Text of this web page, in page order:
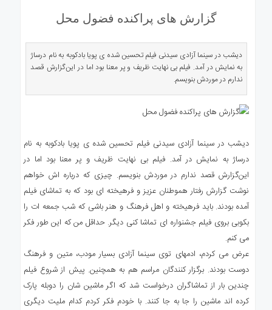
استرالیا
گزارش های پراکنده فضول محل
دیشب در سینما آزادی سیدنی فیلم تحسین شده ی پویا بادکوبه به نام درساژ
به نمایش در آمد. فیلم بی نهایت ظریف و پر معنا بود اما در این‌گزارش قصد
ندارم در موردش بنویسم.
دیشب در سینما آزادی سیدنی فیلم تحسین شده ی پویا بادکوبه به نام
درساژ به نمایش در آمد. فیلم بی نهایت ظریف و پر معنا بود اما در
این‌گزارش قصد ندارم در موردش بنویسم. چیزی که درباره اش خواهم
نوشت گزارش رفتار هموطنان عزیز و فرهیخته ای بود که به تماشای فیلم
آمده بودند. باید فرهیخته و اهل فرهنگ و هنر باشی که شب جمعه ات را
بکوبی بروی فیلم جشنواره ای تماشا کنی دیگر. حداقل من که این طور فکر
می کنم.
عرض می کردم، ادمهای توی سینما آزادی بسیار مودب، متین و فرهنگ
دوست بودند. برگزار کنندگان مراسم هم به همچنین. پیش از شروع فیلم
چندین بار از تماشاگران درخواست شد که اگر ماشین شان را دوبله پارک
کرده اند ماشین را جا به جا کنند. با خودم فکر کردم کدام ملیت دیگری